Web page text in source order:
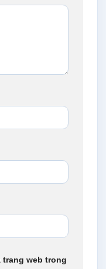
trang web trong